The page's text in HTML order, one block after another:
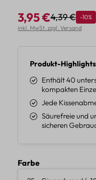
Verkaufspreis:
3,95 €Regulärer
4,39 € Rabatt
-10%
inkl. MwSt. zzgl. Versand
Produkt-Highlights
Enthält 40
kompakten
Jede
Säurefreie und
sicheren
Farbeauswählen